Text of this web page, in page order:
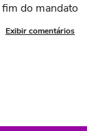
do mandato
Exibir comentários